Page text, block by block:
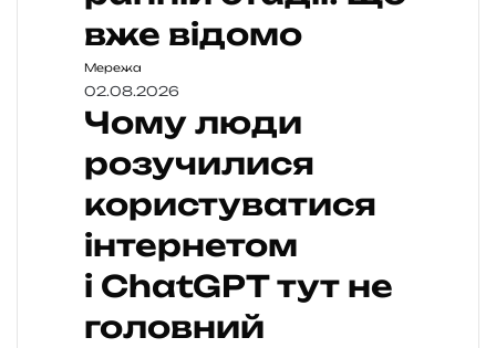
вже відомо
Мережа
02.08.2026
Чому люди
розучилися
користуватися
інтернетом
і ChatGPT тут не
головний